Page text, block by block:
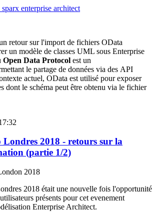
retour sur l'import de fichiers OData
un modèle de classes UML sous Enterprise
Open Data Protocol est un
le partage de données via des API
actuel, OData est utilisé pour exposer
dont le schéma peut être obtenu via le fichier
2018 - retours sur la
(partie 1/2)
2018 était une nouvelle fois l'opportunité
présents pour cet evenement
Enterprise Architect.